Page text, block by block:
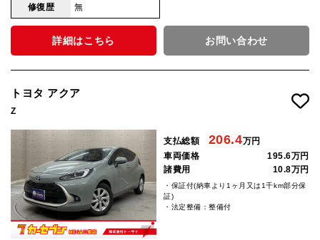
修復歴 無
詳細はこちら お問い合わせ
トヨタ アクア
Z
支払総額 206.4万円
車両価格
195.6万円
諸費用
10.8万円
・保証付(納車より1ヶ月又は1千km部分保
証)
・法定整備：整備付